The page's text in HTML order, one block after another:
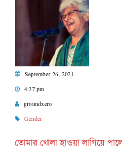
September 26, 2021
4:37 pm
groundxero
Gender
তোমার খোলা হাওয়া লাগিয়ে